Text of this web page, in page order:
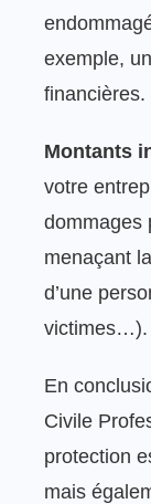
exemple,
financières.
Montants
votre
dommages
menaçant
d’une
victimes…).
En
Civile
protection
mais